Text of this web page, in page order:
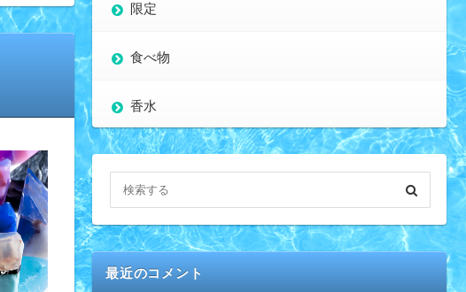
限定
食べ物
香水
最近のコメント